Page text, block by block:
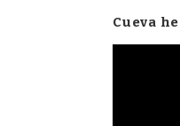
Cueva